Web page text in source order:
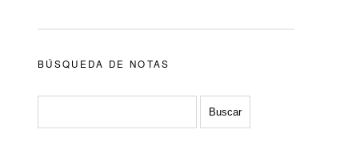
BÚSQUEDA DE NOTAS